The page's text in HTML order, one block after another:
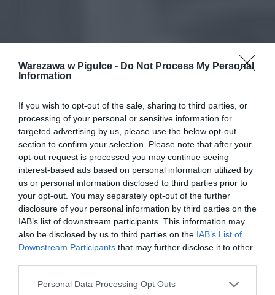
Warszawa w Pigułce - Do Not Process My Personal
Information
If you wish to opt-out of the sale, sharing to third parties, or
processing of your personal or sensitive information for
targeted advertising by us, please use the below opt-out
section to confirm your selection. Please note that after your
opt-out request is processed you may continue seeing
interest-based ads based on personal information utilized by
us or personal information disclosed to third parties prior to
your opt-out. You may separately opt-out of the further
disclosure of your personal information by third parties on the
IAB’s list of downstream participants. This information may
also be disclosed by us to third parties on the IAB’s List of
Downstream Participants that may further disclose it to other
Personal Data Processing Opt Outs